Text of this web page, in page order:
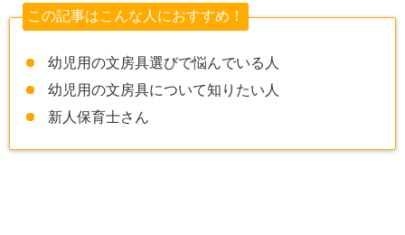
この記事はこんな人におすすめ！
幼児用の文房具選びで悩んでいる人
幼児用の文房具について知りたい人
新人保育士さん